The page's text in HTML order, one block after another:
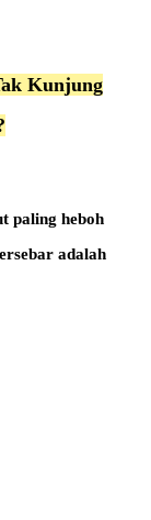
Kunjung
paling heboh
adalah